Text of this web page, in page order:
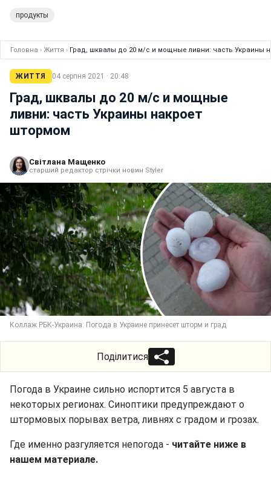
продукты
Головна › Життя › Град, шквалы до 20 м/с и мощные ливни: часть Украины
ЖИТТЯ 04 серпня 2021 · 20:48
Град, шквалы до 20 м/с и мощные
ливни: часть Украины накроет
штормом
Світлана Мащенко
старший редактор стрічки новин Styler
Коллаж РБК-Украина: Погода в Украине принесет шторм и град
Поділитися
Погода в Украине сильно испортится 5 августа в
некоторых регионах. Синоптики предупреждают о
штормовых порывах ветра, ливнях с градом и грозах.
Где именно разгуляется непогода - читайте ниже в
нашем материале.